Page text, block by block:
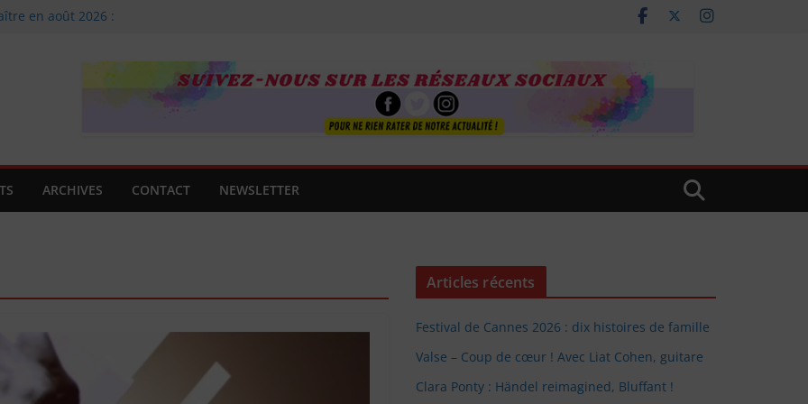
en août 2026 :
!
ARCHIVES CONTACT NEWSLETTER
Articles récents
Festival de Cannes 2026 : dix histoires de famille
Valse – Coup de cœur ! Avec Liat Cohen, guitare
Clara Ponty : Händel reimagined, Bluffant !